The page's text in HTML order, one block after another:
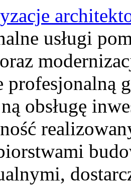
usługi
profesjonalną
obsługę